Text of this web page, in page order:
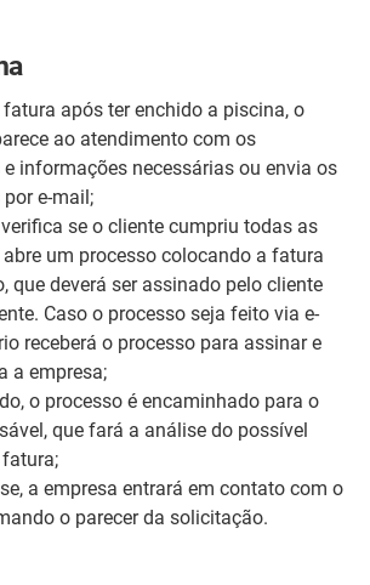
fatura após ter enchido a piscina, o
ao atendimento com os
informações necessárias ou envia os
e-mail;
se o cliente cumpriu todas as
um processo colocando a fatura
que deverá ser assinado pelo cliente
Caso o processo seja feito via e-
receberá o processo para assinar e
a empresa;
o processo é encaminhado para o
que fará a análise do possível
a empresa entrará em contato com o
o parecer da solicitação.